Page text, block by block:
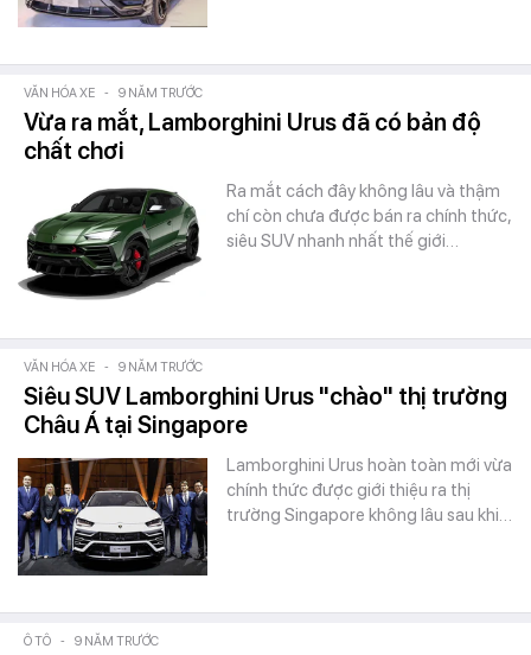
VĂN HÓA XE - 9 NĂM TRƯỚC
Vừa ra mắt, Lamborghini Urus đã có bản độ
chất chơi
Ra mắt cách đây không lâu và thậm
chí còn chưa được bán ra chính thức,
siêu SUV nhanh nhất thế giới…
VĂN HÓA XE - 9 NĂM TRƯỚC
Siêu SUV Lamborghini Urus "chào" thị trường
Châu Á tại Singapore
Lamborghini Urus hoàn toàn mới vừa
chính thức được giới thiệu ra thị
trường Singapore không lâu sau khi…
Ô TÔ - 9 NĂM TRƯỚC